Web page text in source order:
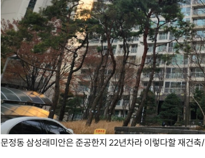
문정동 삼성래미안은 준공한지 22년차라 이렇다할 재건